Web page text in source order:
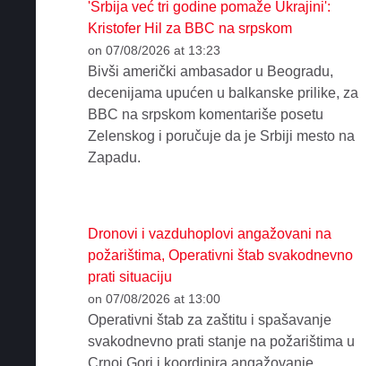
'Srbija već tri godine pomaže Ukrajini':
Kristofer Hil za BBC na srpskom
on 07/08/2026 at 13:23
Bivši američki ambasador u Beogradu,
decenijama upućen u balkanske prilike, za
BBC na srpskom komentariše posetu
Zelenskog i poručuje da je Srbiji mesto na
Zapadu.
Dronovi i vazduhoplovi angažovani na
požarištima, Operativni štab svakodnevno
prati situaciju
on 07/08/2026 at 13:00
Operativni štab za zaštitu i spašavanje
svakodnevno prati stanje na požarištima u
Crnoj Gori i koordinira angažovanje